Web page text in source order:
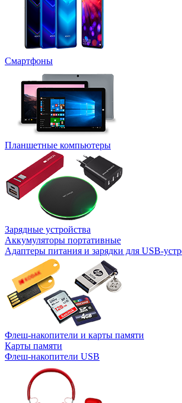
Смартфоны
Планшетные компьютеры
Зарядные устройства
Аккумуляторы портативные
Адаптеры питания и зарядки для USB-
Флеш-накопители и карты памяти
Карты памяти
Флеш-накопители USB